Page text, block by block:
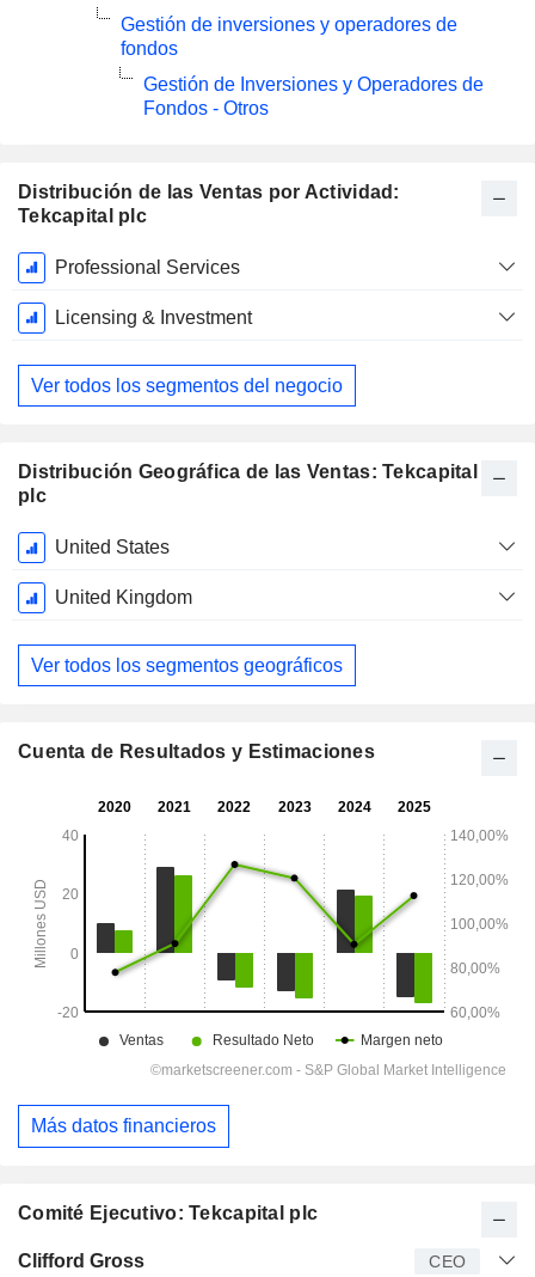
Distribución de las Ventas por Actividad:
Tekcapital plc
Período
fiscal:
Diciembre
Professional Services
Licensing & Investment
Ver todos los segmentos del negocio
Distribución Geográfica de las Ventas: Tekcapital
plc
Período
fiscal:
Diciembre
United States
United Kingdom
Ver todos los segmentos geográficos
Comité Ejecutivo: Tekcapital plc
Director Puesto
Clifford Gross CEO
Gestión de inversiones y operadores de
fondos
Gestión de Inversiones y Operadores de
Fondos - Otros
Cuenta de Resultados y Estimaciones
Más datos financieros